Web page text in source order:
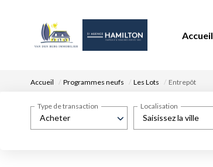
Accueil
Accueil Programmes neufs Les Lots Entrepôt
Acheter
Type de transaction
Saisissez la ville
Localisation